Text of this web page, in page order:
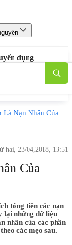
dụng
Là Nạn Nhân Của
hai, 23/04,2018, 13:51
Của
tống tiền các nạn
lại những dữ liệu
nhân của các phần
các mẹo sau.